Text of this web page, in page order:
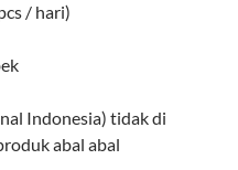
/ hari)
Indonesia) tidak di
abal abal